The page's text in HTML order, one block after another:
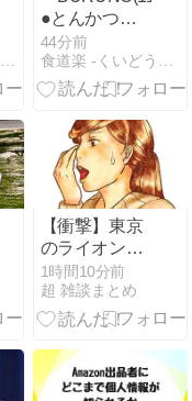
●とんかつ＆
キャベツhs
44分前
【衝撃】東京
のライオンさ
ん、ふつうに
溶けるｗｗｗ
ｗｗ(※画像あ
1時間10分前
超 雑談まとめ